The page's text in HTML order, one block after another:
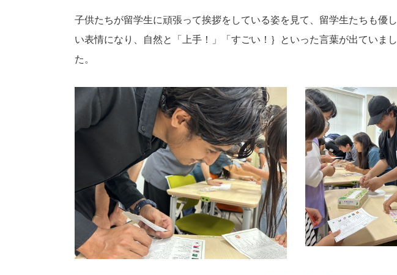
子供たちが留学生に頑張って挨拶をしている姿を見て、留学生たちも優し
い表情になり、自然と「上手！」「すごい！｝といった言葉が出ていまし
た。